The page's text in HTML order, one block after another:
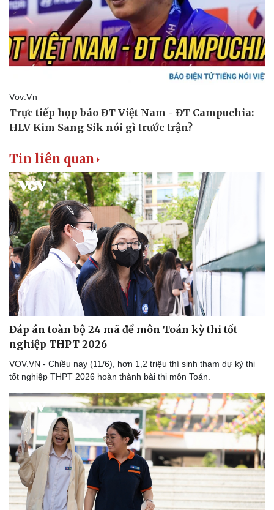
Tin liên quan
Đáp án toàn bộ 24 mã đề môn Toán kỳ thi tốt
nghiệp THPT 2026
VOV.VN - Chiều nay (11/6), hơn 1,2 triệu thí sinh tham dự kỳ thi
tốt nghiệp THPT 2026 hoàn thành bài thi môn Toán.